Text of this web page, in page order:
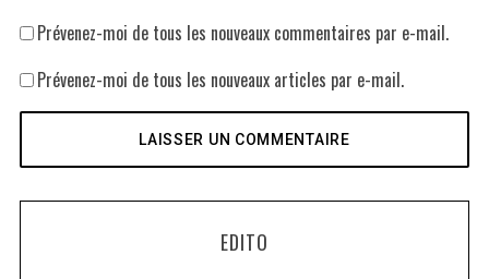
Prévenez-moi de tous les nouveaux commentaires par e-mail.
Prévenez-moi de tous les nouveaux articles par e-mail.
EDITO